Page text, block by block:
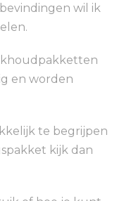
wil ik
en worden
te begrijpen
kijk dan